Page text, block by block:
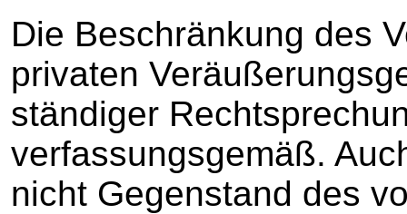
Die Beschränkung des
privaten
ständiger
verfassungsgemäß.
nicht Gegenstand des